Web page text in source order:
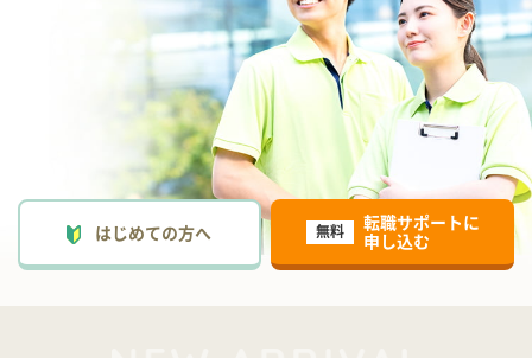
はじめての方へ 無料
転職サポートに
申し込む